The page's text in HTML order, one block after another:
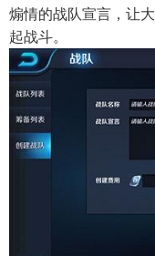
煽情的战队宣言，让
起战斗。